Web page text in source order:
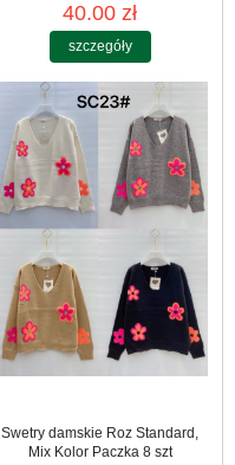
40.00 zł
szczegóły
Swetry damskie Roz Standard,
Mix Kolor Paczka 8 szt